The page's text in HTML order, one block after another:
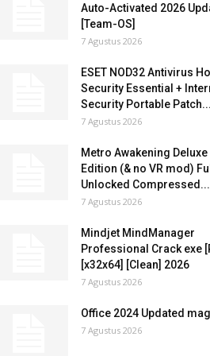
Auto-Activated 2026
[Team-OS]
7 Agustus 2026
ESET NOD32 Antivirus
Security Essential +
Security Portable Patch...
7 Agustus 2026
Metro Awakening Deluxe
Edition (& no VR mod) Full
Unlocked Compressed...
7 Agustus 2026
Mindjet MindManager
Professional Crack exe
[x32x64] [Clean] 2026
7 Agustus 2026
Office 2024 Updated
7 Agustus 2026